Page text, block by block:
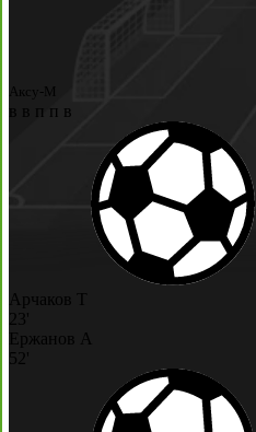
Аксу-М
в в п п в
Арчаков Т
23'
Ержанов А
52'